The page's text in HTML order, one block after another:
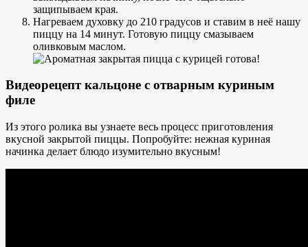
Нагреваем духовку до 210 градусов и ставим в неё нашу
пиццу на 14 минут. Готовую пиццу смазываем
оливковым маслом.
Видеорецепт кальцоне с отварным куриным
филе
Из этого ролика вы узнаете весь процесс приготовления
вкусной закрытой пиццы. Попробуйте: нежная куриная
начинка делает блюдо изумительно вкусным!